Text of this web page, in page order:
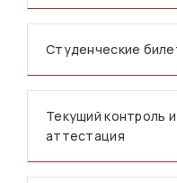
Студенческие
Текущий контроль
аттестация